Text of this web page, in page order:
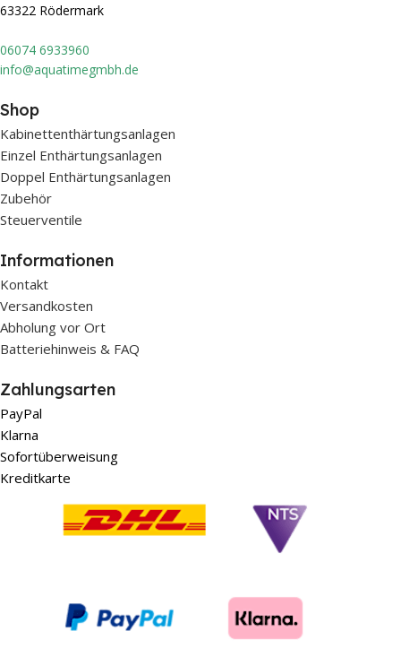
63322 Rödermark
06074 6933960
info@aquatimegmbh.de
Shop
Kabinettenthärtungsanlagen
Einzel Enthärtungsanlagen
Doppel Enthärtungsanlagen
Zubehör
Steuerventile
Informationen
Kontakt
Versandkosten
Abholung vor Ort
Batteriehinweis & FAQ
Zahlungsarten
PayPal
Klarna
Sofortüberweisung
Kreditkarte